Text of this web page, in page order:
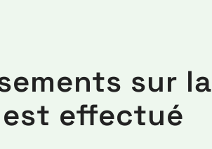
sur la
effectué